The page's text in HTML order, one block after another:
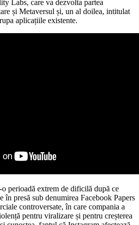
Labs, care va dezvolta partea
și Metaversul și, un al doilea, intitulat
aplicațiile existente.
perioadă extrem de dificilă după ce
în presă sub denumirea Facebook Papers
controversate, în care compania a
pentru viralizare și pentru creșterea